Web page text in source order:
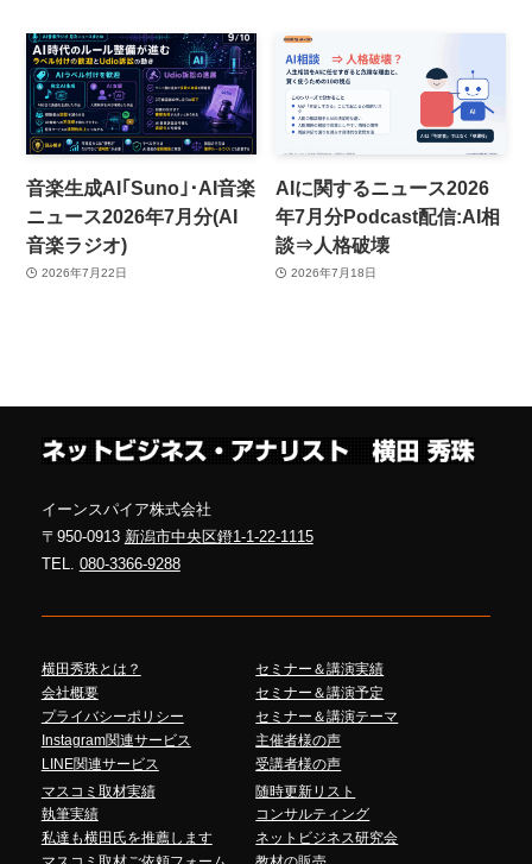
音楽生成AI｢Suno｣･AI音楽
ニュース2026年7月分(AI
音楽ラジオ)
2026年7月22日
AIに関するニュース2026
年7月分Podcast配信:AI相
談⇒人格破壊
2026年7月18日
イーンスパイア株式会社
〒950-0913 新潟市中央区鐙1-1-22-1115
TEL. 080-3366-9288
横田秀珠とは？
会社概要
プライバシーポリシー
Instagram関連サービス
LINE関連サービス
セミナー＆講演実績
セミナー＆講演予定
セミナー＆講演テーマ
主催者様の声
受講者様の声
マスコミ取材実績
執筆実績
私達も横田氏を推薦します
随時更新リスト
コンサルティング
ネットビジネス研究会